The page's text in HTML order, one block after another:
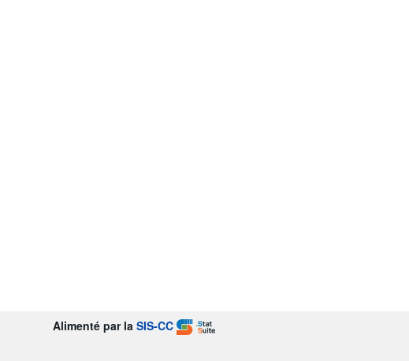
Alimenté par laSIS-CC